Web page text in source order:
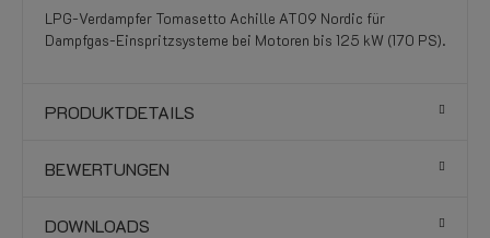
LPG-Verdampfer Tomasetto Achille AT09 Nordic für
Dampfgas-Einspritzsysteme bei Motoren bis 125 kW (170 PS).
PRODUKTDETAILS
BEWERTUNGEN
DOWNLOADS